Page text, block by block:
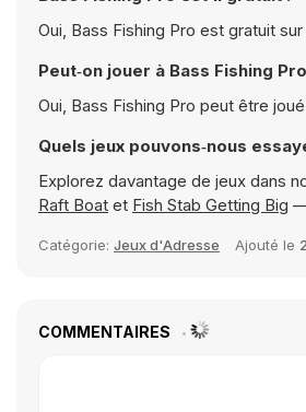
Oui, Bass Fishing Pro est gratuit
Peut‑on jouer à Bass Fishing
Oui, Bass Fishing Pro peut être
Quels jeux pouvons‑nous
Explorez davantage de jeux dans
Raft Boat et Fish Stab Getting Big —
Catégorie: Jeux d'Adresse Ajouté le
COMMENTAIRES